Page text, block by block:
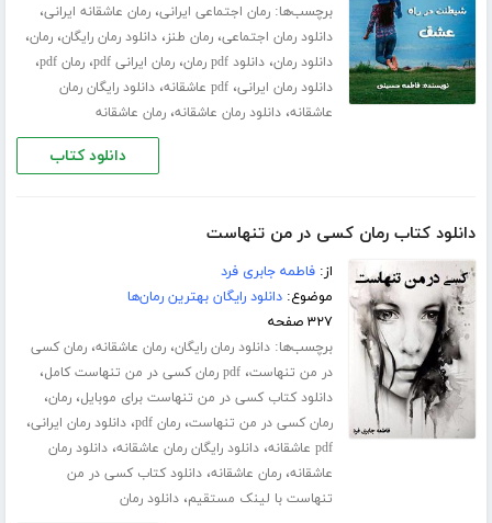
برچسب‌ها:رمان اجتماعی ایرانی،رمان عاشقانه ایرانی،
دانلود رمان اجتماعی،رمان طنز،دانلود رمان رایگان،رمان،
دانلود رمان،دانلود pdf رمان ،رمان ایرانی pdf ،رمان pdf ،
دانلود رمان ایرانی،pdf عاشقانه ،دانلود رایگان رمان
عاشقانه،دانلود رمان عاشقانه،رمان عاشقانه
دانلود کتاب
دانلود کتاب رمان کسی در من تنهاست
از:فاطمه جابری فرد
موضوع:دانلود رایگان بهترین رمان‌ها
۳۲۷ صفحه
برچسب‌ها:دانلود رمان رایگان،رمان عاشقانه،رمان کسی
در من تنهاست،pdf رمان کسی در من تنهاست کامل ،
دانلود کتاب کسی در من تنهاست برای موبایل،رمان،
رمان کسی در من تنهاست،رمان pdf ،دانلود رمان ایرانی،
pdf عاشقانه ،دانلود رایگان رمان عاشقانه،دانلود رمان
عاشقانه،رمان عاشقانه،دانلود کتاب کسی در من
تنهاست با لینک مستقیم،دانلود رمان